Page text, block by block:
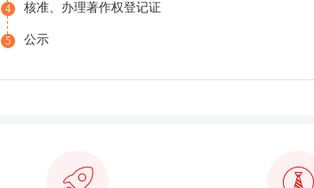
4 核准、办理著作权登记证
5 公示